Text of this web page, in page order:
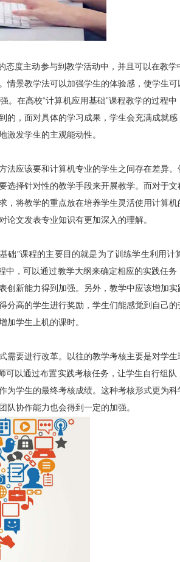
度主动参与到教学活动中，并且可以在教
景教学法可以加强学生的体验感，使学生
在高校“计算机应用基础”课程教学的过程
，面对具体的学习成果，学生会充满成就
发学生的主观能动性。
应该要和计算机专业的学生之间存在差异
择针对性的教学手段来开展教学。而对于文
将教学的重点放在培养学生灵活使用计算
文发表专业知识有更加深入的理解。
”课程的主要目的就是为了训练学生利用
，可以通过教学大纲来确定相应的实践任
新能力得到加强。另外，教学中应该增加
高的学生进行奖励，学生们能感觉到自己
加学生上机的课时。
要进行改革。以往的教学考核主要是对学
以通过布置实践考核任务，让学生自行组
学生的最终考核成绩。这种考核形式更为
协作能力也会得到一定的加强。